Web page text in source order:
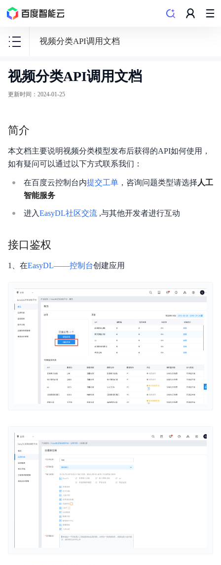
视频分类API调用文档
EasyDL
零
AI
开
发
台
平台简介
新手指南
价格说明
EasyDL 图像使用说明
EasyDL 文本使用说明
EasyDL 视频使用说明
EasyDL 结构化数据使用说明
EasyDL 零售行业版使用说明
分享我的模型
版本更新记录
智能边缘控制台
视频分类API调用文档
更新时间 ： 2024-01-25
简介
本文档主要说明视频分类模型发布后获得的API如何使用，
如有疑问可以通过以下方式联系我们：
在百度云控制台内提交工单 ，咨询问题类型请选择 人工
智能服务
进入EasyDL社区交流 ,与其他开发者进行互动
接口鉴权
1、在EasyDL——控制台创建应用